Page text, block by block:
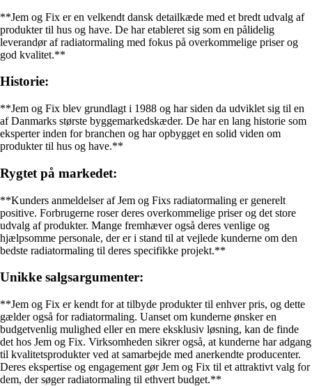
**Jem og Fix er en velkendt dansk detailkæde med et bredt udvalg af
produkter til hus og have. De har etableret sig som en pålidelig
leverandør af radiatormaling med fokus på overkommelige priser og
god kvalitet.**
Historie:
**Jem og Fix blev grundlagt i 1988 og har siden da udviklet sig til en
af Danmarks største byggemarkedskæder. De har en lang historie som
eksperter inden for branchen og har opbygget en solid viden om
produkter til hus og have.**
Rygtet på markedet:
**Kunders anmeldelser af Jem og Fixs radiatormaling er generelt
positive. Forbrugerne roser deres overkommelige priser og det store
udvalg af produkter. Mange fremhæver også deres venlige og
hjælpsomme personale, der er i stand til at vejlede kunderne om den
bedste radiatormaling til deres specifikke projekt.**
Unikke salgsargumenter:
**Jem og Fix er kendt for at tilbyde produkter til enhver pris, og dette
gælder også for radiatormaling. Uanset om kunderne ønsker en
budgetvenlig mulighed eller en mere eksklusiv løsning, kan de finde
det hos Jem og Fix. Virksomheden sikrer også, at kunderne har adgang
til kvalitetsprodukter ved at samarbejde med anerkendte producenter.
Deres ekspertise og engagement gør Jem og Fix til et attraktivt valg for
dem, der søger radiatormaling til ethvert budget.**